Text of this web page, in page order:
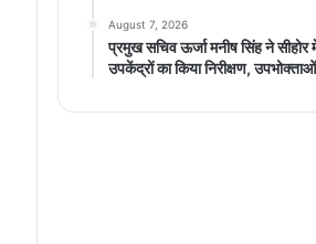
August 7, 2026
प्रमुख सचिव ऊर्जा मनीष सिंह ने
उपकेंद्रों का किया निरीक्षण,